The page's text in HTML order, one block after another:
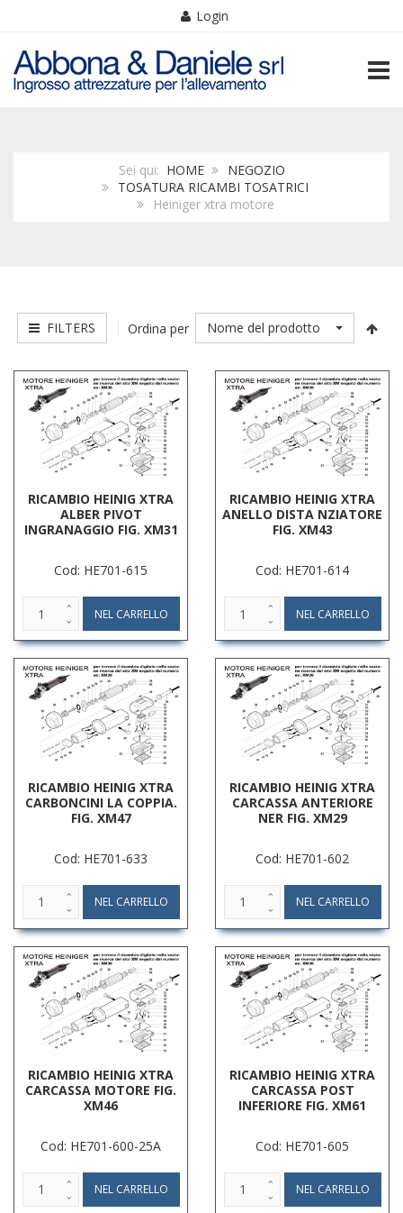
Login
Sei qui: HOME
NEGOZIO
TOSATURA RICAMBI TOSATRICI
Heiniger xtra motore
FILTERS Ordina per Nome del prodotto
RICAMBIO HEINIG XTRA
ALBER PIVOT
INGRANAGGIO FIG. XM31
Cod: HE701-615
RICAMBIO HEINIG XTRA
ANELLO DISTA NZIATORE
FIG. XM43
Cod: HE701-614
RICAMBIO HEINIG XTRA
CARBONCINI LA COPPIA.
FIG. XM47
Cod: HE701-633
RICAMBIO HEINIG XTRA
CARCASSA ANTERIORE
NER FIG. XM29
Cod: HE701-602
RICAMBIO HEINIG XTRA
CARCASSA MOTORE FIG.
XM46
Cod: HE701-600-25A
RICAMBIO HEINIG XTRA
CARCASSA POST
INFERIORE FIG. XM61
Cod: HE701-605